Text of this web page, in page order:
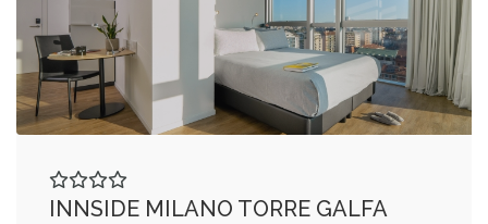
INNSIDE MILANO TORRE GALFA